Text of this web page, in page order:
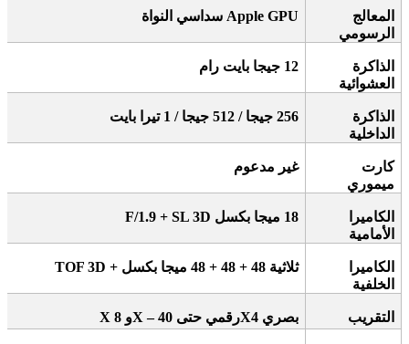
المعالج
الرسومي
Apple GPU سداسي النواة
الذاكرة
العشوائية
12 جيجا بايت رام
الذاكرة
الداخلية
256 جيجا / 512 جيجا / 1 تيرا بايت
كارت
ميموري
غير مدعوم
الكاميرا
الأمامية
18 ميجا بكسل
الكاميرا
الخلفية
ثلاثية 48 + 48 + 48 ميجا بكسل + TOF 3D
التقريب بصري 4 X و 8X – رقمي حتى 40X